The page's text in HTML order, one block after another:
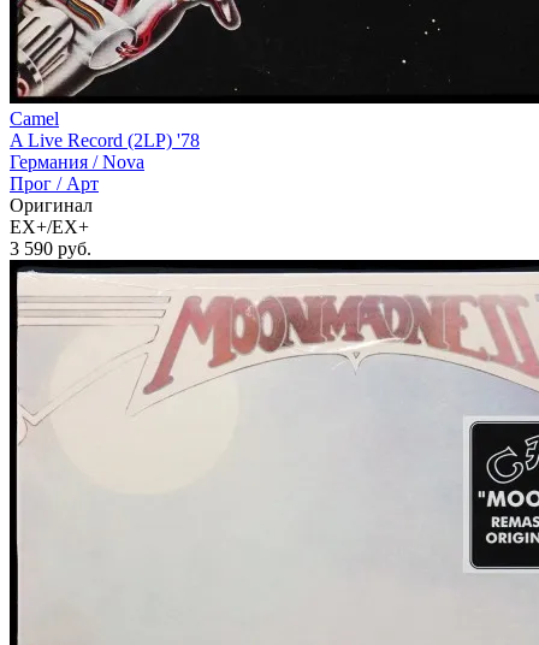
Camel
A Live Record (2LP) '78
Германия /Nova
Прог / Арт
Оригинал
EX+/EX+
3 590 руб.